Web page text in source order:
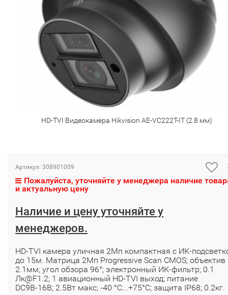
HD-TVI Видеокамера Hikvision AE-VC222T-IT (2.8 мм)
Артикул: 308901009
Пожалуйста, уточняйте у менеджера наличие
и актуальную цену
Наличие и цену уточняйте у
менеджеров.
HD-TVI камера уличная 2Мп компактная с ИК-
до 15м. Матрица 2Мп Progressive Scan CMOS; объектив
2.1мм; угол обзора 96°; электронный ИК-фильтр; 0.1
Лк@F1.2; 1 авиационный HD-TVI выход; питание
DC9В-16В; 2.5Вт макс; -40 °C...+75°C; защита IP68; 0.2кг.